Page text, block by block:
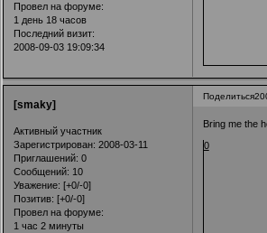
Провел на форуме:
1 день 18 часов
Последний визит:
2008-09-03 19:09:34
Поделиться
[smaky]
Активный участник
Зарегистрирован: 2008-03-11
Приглашений: 0
Сообщений: 10
Уважение: [+0/-0]
Позитив: [+0/-0]
Провел на форуме:
1 час 2 минуты
Bring me the
0